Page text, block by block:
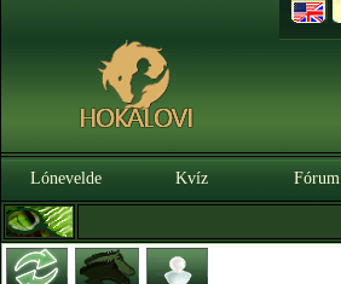
Lónevelde Kvíz Fórum